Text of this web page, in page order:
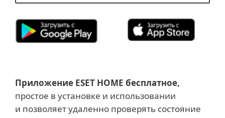
Приложение ESET HOME бесплатное,
простое в установке и использовании
и позволяет удаленно проверять состояние